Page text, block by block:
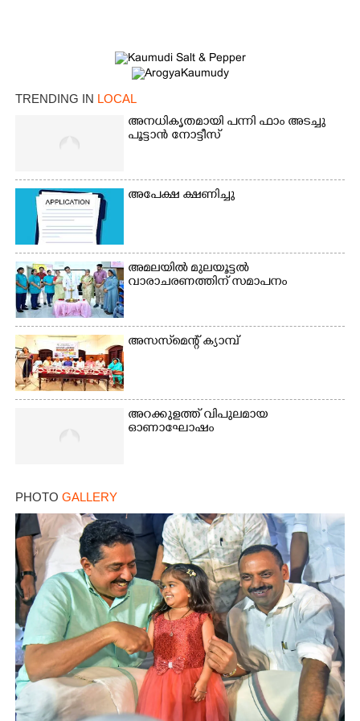
TRENDING IN LOCAL
അനധികൃതമായി പന്നി ഫാം അടച്ചു
പൂട്ടാൻ നോട്ടീസ്
അപേക്ഷ ക്ഷണിച്ചു
അമലയിൽ മുലയൂട്ടൽ
വാരാചരണത്തിന് സമാപനം
അസസ്‌മെന്റ് ക്യാമ്പ്
അറക്കുളത്ത് വിപുലമായ
ഓണാഘോഷം
PHOTO GALLERY